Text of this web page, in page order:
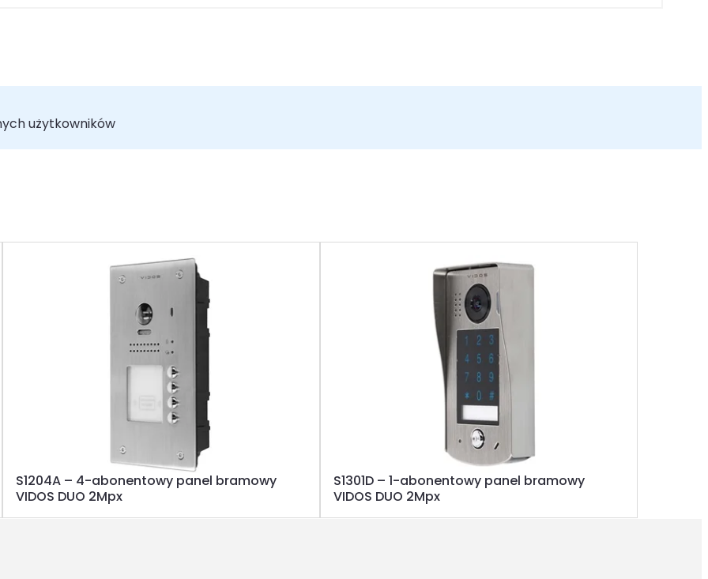
użytkowników
S1204A – 4-abonentowy panel bramowy
VIDOS DUO 2Mpx
S1301D – 1-abonentowy panel bramowy
VIDOS DUO 2Mpx